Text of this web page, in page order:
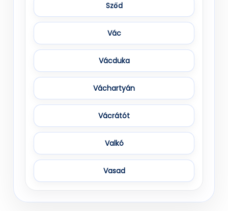
Sződ
Vác
Vácduka
Váchartyán
Vácrátót
Valkó
Vasad